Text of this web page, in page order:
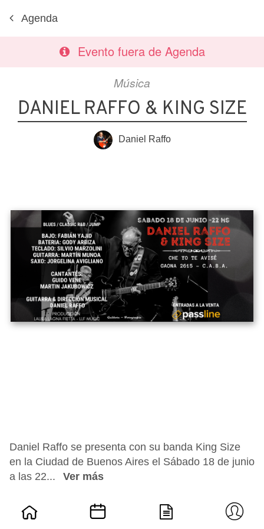
Agenda
Evento fuera de Agenda
Música
DANIEL RAFFO & KING SIZE
Daniel Raffo
Daniel Raffo se presenta con su banda King Size
en la Ciudad de Buenos Aires el Sábado 18 de junio
a las 22...
Ver más